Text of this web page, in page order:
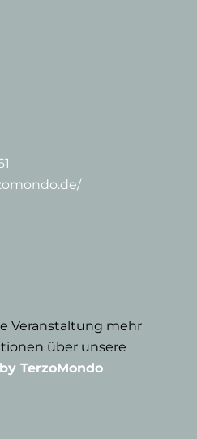
Veranstaltung mehr
über unsere
TerzoMondo